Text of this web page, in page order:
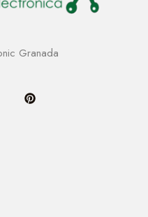
Granada